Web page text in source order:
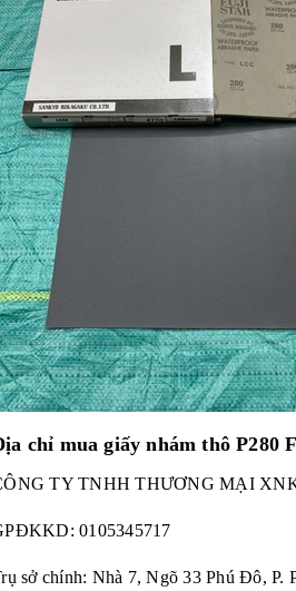
chỉ mua giấy nhám thô P280
TY TNHH THƯƠNG MẠI
0105345717
sở chính: Nhà 7, Ngõ 33 Phú Đô,